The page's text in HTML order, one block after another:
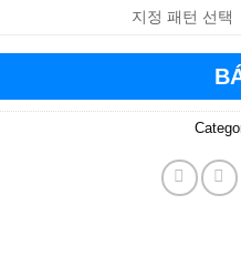
지정 패턴 선택